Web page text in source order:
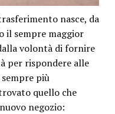
nasce, da
il sempre maggior
volontà di fornire
per rispondere alle
più
quello che
negozio: